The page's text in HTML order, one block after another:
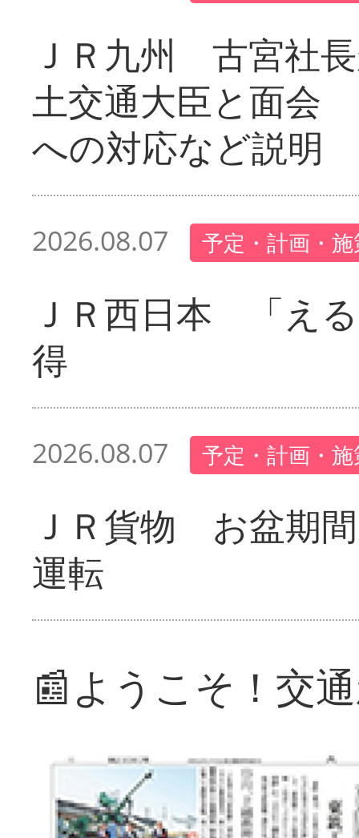
ＪＲ九州 古宮社
土交通大臣と面会
への対応など説明
2026.08.07 予定・計画・
ＪＲ西日本 「え
得
2026.08.07 予定・計画・
ＪＲ貨物 お盆期
運転
📰ようこそ！交